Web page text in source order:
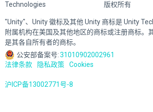
Technologies
版权所有
"Unity"、Unity 徽标及其他 Unity 商标是 Unity
附属机构在美国及其他地区的商标或注册商标。
是其各自所有者的商标。
公安部备案号:31010902002961
法律条款
隐私政策 Cookies
沪ICP备13002771号-8